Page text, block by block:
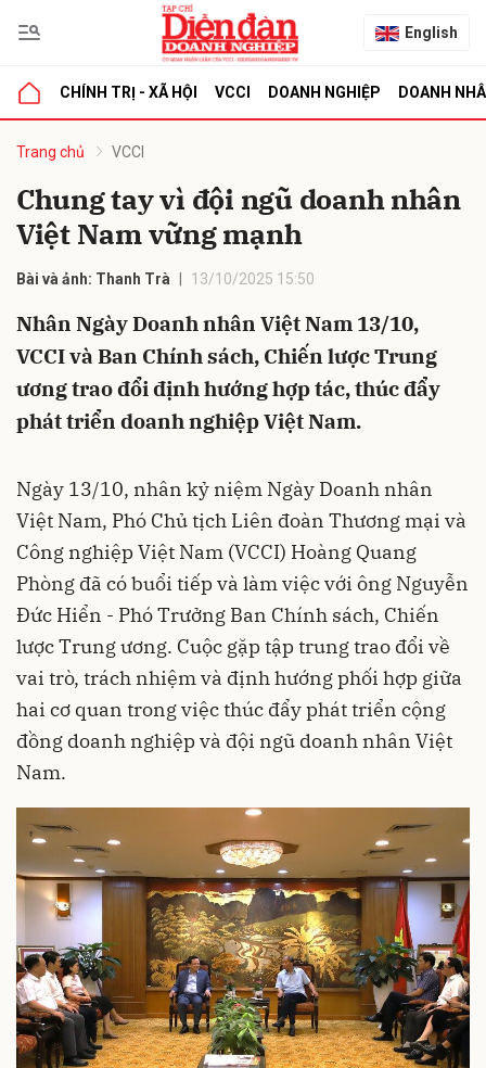
English
CHÍNH TRỊ - XÃ HỘI VCCI DOANH NGHIỆP DOANH
Trang chủ VCCI
Chung tay vì đội ngũ doanh nhân
Việt Nam vững mạnh
Bài và ảnh: Thanh Trà 13/10/2025 15:50
Nhân Ngày Doanh nhân Việt Nam 13/10,
VCCI và Ban Chính sách, Chiến lược Trung
ương trao đổi định hướng hợp tác, thúc đẩy
phát triển doanh nghiệp Việt Nam.
Ngày 13/10, nhân kỷ niệm Ngày Doanh nhân
Việt Nam, Phó Chủ tịch Liên đoàn Thương mại và
Công nghiệp Việt Nam (VCCI) Hoàng Quang
Phòng đã có buổi tiếp và làm việc với ông Nguyễn
Đức Hiển - Phó Trưởng Ban Chính sách, Chiến
lược Trung ương. Cuộc gặp tập trung trao đổi về
vai trò, trách nhiệm và định hướng phối hợp giữa
hai cơ quan trong việc thúc đẩy phát triển cộng
đồng doanh nghiệp và đội ngũ doanh nhân Việt
Nam.
luận
Hủy